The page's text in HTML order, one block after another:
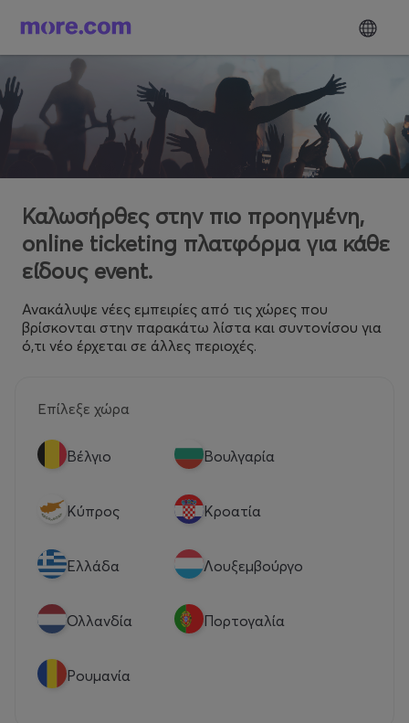
Καλωσήρθες στην πιο προηγμένη,
online ticketing πλατφόρμα για κάθε
είδους event.
Ανακάλυψε νέες εμπειρίες από τις χώρες που
βρίσκονται στην παρακάτω λίστα και συντονίσου για
ό,τι νέο έρχεται σε άλλες περιοχές.
Επίλεξε χώρα
Βέλγιο Βουλγαρία
Κύπρος Κροατία
Eλλάδα Λουξεμβούργο
Ολλανδία Πορτογαλία
Ρουμανία